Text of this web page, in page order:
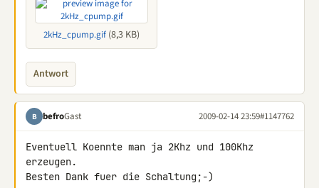
2kHz_cpump.gif (8,3 KB)
Antwort
B befroGast 2009-02-14 23:59#1147762
Eventuell Koennte man ja 2Khz und 100Khz
erzeugen.
Besten Dank fuer die Schaltung;-)